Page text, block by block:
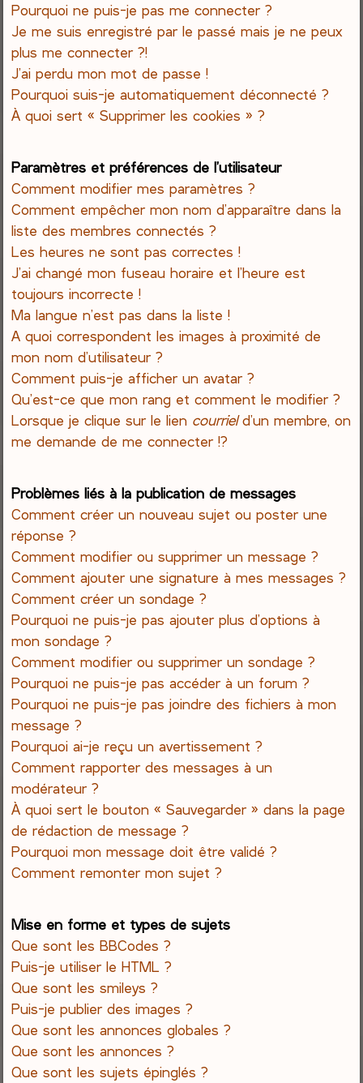
Pourquoi ne puis-je pas me connecter ?
Je me suis enregistré par le passé mais je ne peux
plus me connecter ?!
J’ai perdu mon mot de passe !
Pourquoi suis-je automatiquement déconnecté ?
À quoi sert « Supprimer les cookies » ?
Paramètres et préférences de l’utilisateur
Comment modifier mes paramètres ?
Comment empêcher mon nom d’apparaître dans la
liste des membres connectés ?
Les heures ne sont pas correctes !
J’ai changé mon fuseau horaire et l’heure est
toujours incorrecte !
Ma langue n’est pas dans la liste !
A quoi correspondent les images à proximité de
mon nom d’utilisateur ?
Comment puis-je afficher un avatar ?
Qu’est-ce que mon rang et comment le modifier ?
Lorsque je clique sur le lien courrield’un membre, on
me demande de me connecter !?
Problèmes liés à la publication de messages
Comment créer un nouveau sujet ou poster une
réponse ?
Comment modifier ou supprimer un message ?
Comment ajouter une signature à mes messages ?
Comment créer un sondage ?
Pourquoi ne puis-je pas ajouter plus d’options à
mon sondage ?
Comment modifier ou supprimer un sondage ?
Pourquoi ne puis-je pas accéder à un forum ?
Pourquoi ne puis-je pas joindre des fichiers à mon
message ?
Pourquoi ai-je reçu un avertissement ?
Comment rapporter des messages à un
modérateur ?
À quoi sert le bouton « Sauvegarder » dans la page
de rédaction de message ?
Pourquoi mon message doit être validé ?
Comment remonter mon sujet ?
Mise en forme et types de sujets
Que sont les BBCodes ?
Puis-je utiliser le HTML ?
Que sont les smileys ?
Puis-je publier des images ?
Que sont les annonces globales ?
Que sont les annonces ?
Que sont les sujets épinglés ?